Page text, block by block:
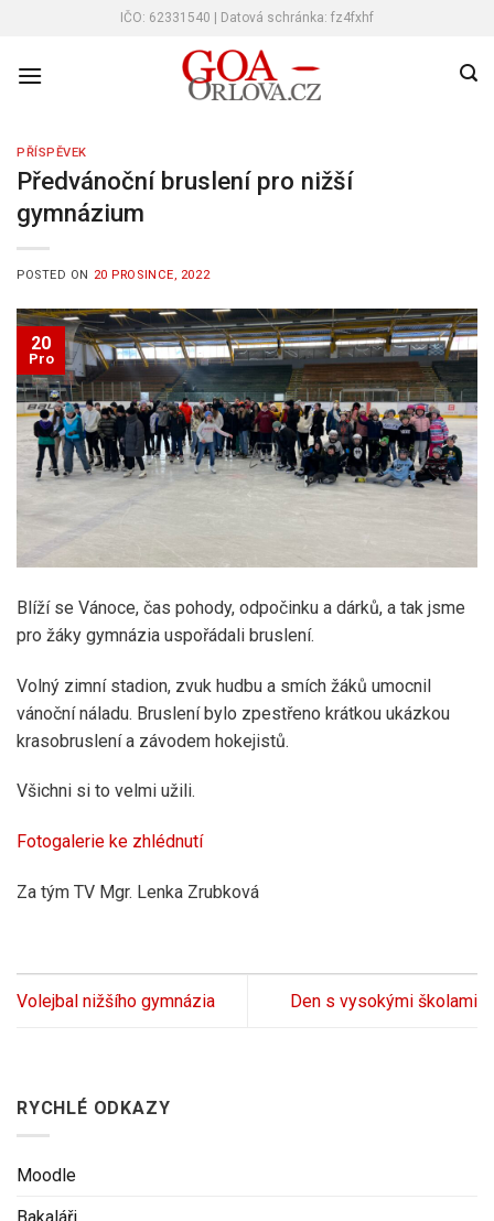
content
IČO: 62331540 | Datová schránka: fz4fxhf
PŘÍSPĚVEK
Předvánoční bruslení pro nižší
gymnázium
POSTED ON 20 PROSINCE, 2022
20
Pro
Blíží se Vánoce, čas pohody, odpočinku a dárků, a tak jsme
pro žáky gymnázia uspořádali bruslení.
Volný zimní stadion, zvuk hudbu a smích žáků umocnil
vánoční náladu. Bruslení bylo zpestřeno krátkou ukázkou
krasobruslení a závodem hokejistů.
Všichni si to velmi užili.
Fotogalerie ke zhlédnutí
Za tým TV Mgr. Lenka Zrubková
Volejbal nižšího gymnázia Den s vysokými školami
RYCHLÉ ODKAZY
Moodle
Bakaláři